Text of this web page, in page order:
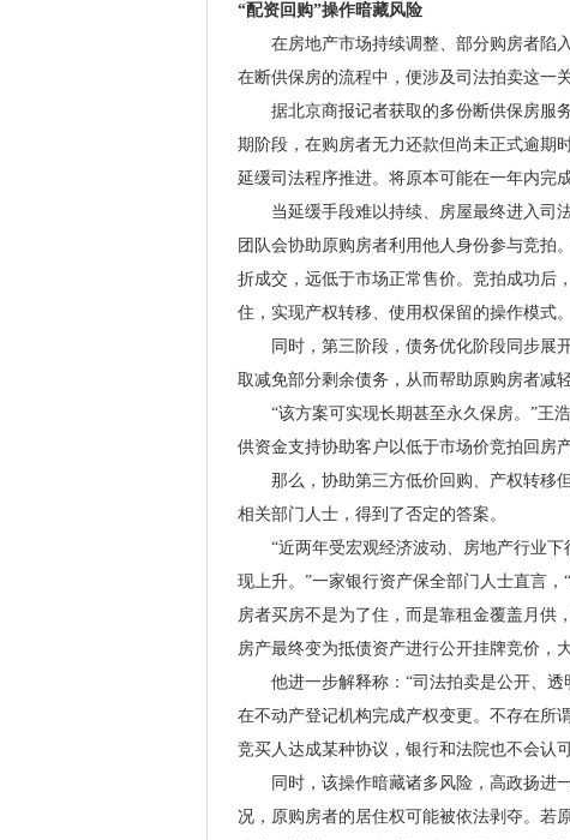
“配资回购”操作暗藏风险
在房地产市场持续调整、部分购房者陷入
在断供保房的流程中，便涉及司法拍卖这一
据北京商报记者获取的多份断供保房服务
期阶段，在购房者无力还款但尚未正式逾期
延缓司法程序推进。将原本可能在一年内完
当延缓手段难以持续、房屋最终进入司法
团队会协助原购房者利用他人身份参与竞拍
折成交，远低于市场正常售价。竞拍成功后
住，实现产权转移、使用权保留的操作模式。
同时，第三阶段，债务优化阶段同步展开
取减免部分剩余债务，从而帮助原购房者减
“该方案可实现长期甚至永久保房。”王浩
供资金支持协助客户以低于市场价竞拍回房产
那么，协助第三方低价回购、产权转移但
相关部门人士，得到了否定的答案。
“近两年受宏观经济波动、房地产行业下
现上升。”一家银行资产保全部门人士直言
房者买房不是为了住，而是靠租金覆盖月供
房产最终变为抵债资产进行公开挂牌竞价，
他进一步解释称：“司法拍卖是公开、透
在不动产登记机构完成产权变更。不存在所
竞买人达成某种协议，银行和法院也不会认
同时，该操作暗藏诸多风险，高政扬进一
况，原购房者的居住权可能被依法剥夺。若